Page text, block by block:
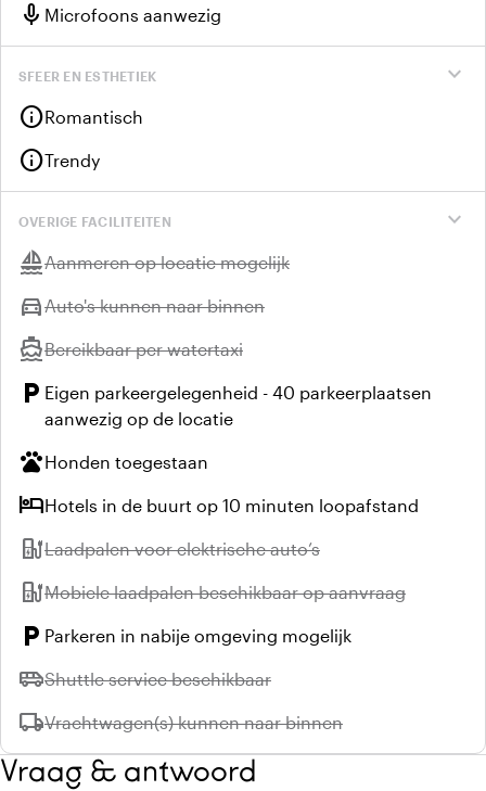
mic Microfoons aanwezig
expand_more
SFEER EN ESTHETIEK
infoRomantisch
infoTrendy
expand_more
OVERIGE FACILITEITEN
sailingNiet beschikbaar:
Aanmeren op locatie mogelijk
directions_carNiet beschikbaar:
Auto's kunnen naar binnen
directions_boatNiet beschikbaar:
Bereikbaar per watertaxi
local_parking Eigen parkeergelegenheid - 40 parkeerplaatsen
aanwezig op de locatie
petsHonden toegestaan
hotelHotels in de buurt op 10 minuten loopafstand
ev_stationNiet beschikbaar:
Laadpalen voor elektrische auto’s
ev_stationNiet beschikbaar:
Mobiele laadpalen beschikbaar op aanvraag
local_parking Parkeren in nabije omgeving mogelijk
airport_shuttleNiet beschikbaar:
Shuttle service beschikbaar
local_shippingNiet beschikbaar:
Vrachtwagen(s) kunnen naar binnen
Vraag & antwoord